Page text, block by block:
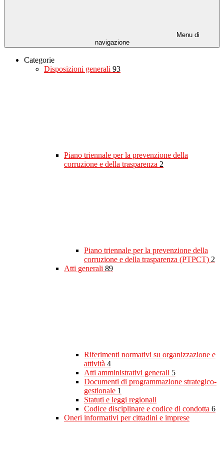
Menu di
navigazione
Categorie
Disposizioni generali 93
Piano triennale per la prevenzione della
corruzione e della trasparenza 2
Piano triennale per la prevenzione della
corruzione e della trasparenza (PTPCT) 2
Atti generali 89
Riferimenti normativi su organizzazione e
attività 4
Atti amministrativi generali 5
Documenti di programmazione strategico-
gestionale 1
Statuti e leggi regionali
Codice disciplinare e codice di condotta 6
Oneri informativi per cittadini e imprese